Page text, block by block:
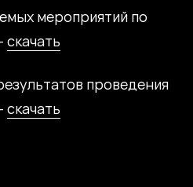
мероприятий по
скачать
проведения
скачать